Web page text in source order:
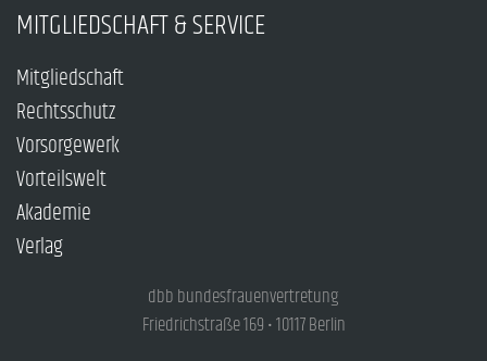
MITGLIEDSCHAFT & SERVICE
Mitgliedschaft
Rechtsschutz
Vorsorgewerk
Vorteilswelt
Akademie
Verlag
dbb bundesfrauenvertretung
Friedrichstraße 169 • 10117 Berlin